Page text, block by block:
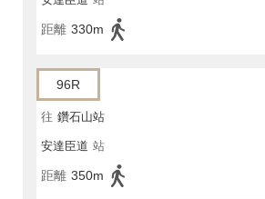
距離 330m
96R
往 鑽石山站
安達臣道 站
距離 350m